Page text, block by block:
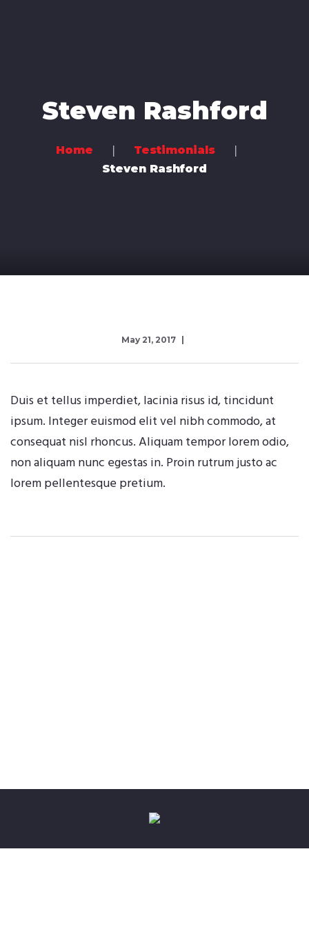
Videos
Concerts
Bands
Steven Rashford
Home
Testimonials
Steven Rashford
May 21, 2017
Duis et tellus imperdiet, lacinia risus id, tincidunt
ipsum. Integer euismod elit vel nibh commodo, at
consequat nisl rhoncus. Aliquam tempor lorem odio,
non aliquam nunc egestas in. Proin rutrum justo ac
lorem pellentesque pretium.